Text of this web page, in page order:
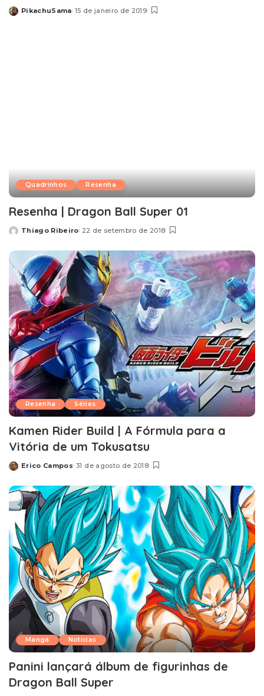
Posted
PikachuSama 15 de janeiro de 2019
Quadrinhos Resenha
Resenha | Dragon Ball Super 01
Posted
Thiago Ribeiro 22 de setembro de 2018
Resenha Séries
Kamen Rider Build | A Fórmula para a
Vitória de um Tokusatsu
Posted
Erico Campos 31 de agosto de 2018
Mangá Notícias
Panini lançará álbum de figurinhas de
Dragon Ball Super